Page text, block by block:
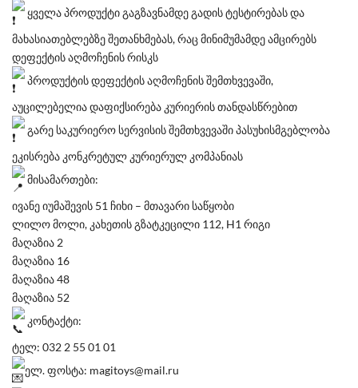
ყველა პროდუქტი გაგზავნამდე გადის ტესტირებას და
მახასიათებლებზე შეთანხმებას, რაც მინიმუმამდე ამცირებს
დეფექტის აღმოჩენის რისკს
პროდუქტის დეფექტის აღმოჩენის შემთხვევაში,
აუცილებელია დაფიქსირება კურიერის თანდასწრებით
გარე საკურიერო სერვისის შემთხვევაში პასუხისმგებლობა
ეკისრება კონკრეტულ კურიერულ კომპანიას
მისამართები:
ივანე იუმაშევის 51 ჩიხი – მთავარი საწყობი
ლილო მოლი, კახეთის გზატკეცილი 112, H1 რიგი
მაღაზია 2
მაღაზია 16
მაღაზია 48
მაღაზია 52
კონტაქტი:
ტელ: 032 2 55 01 01
ელ. ფოსტა: magitoys@mail.ru